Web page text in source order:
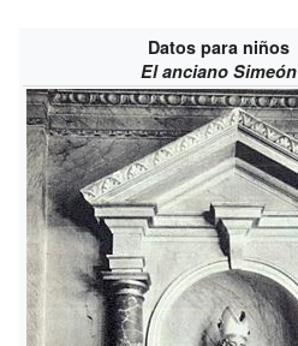
Datos para niños
El anciano Simeón